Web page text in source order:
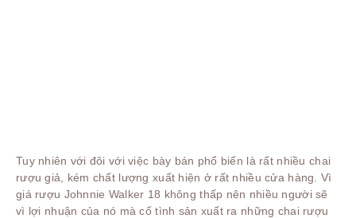
Tuy nhiên với đôi với việc bày bán phổ biến là rất nhiều chai
rượu giả, kém chất lượng xuất hiện ở rất nhiều cửa hàng. Vì
giá rượu Johnnie Walker 18 không thấp nên nhiều người sẽ
vì lợi nhuận của nó mà cố tình sản xuất ra những chai rượu